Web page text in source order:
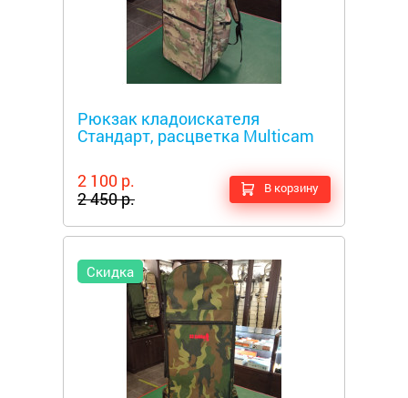
Рюкзак кладоискателя
Стандарт, расцветка Multicam
2 100 р.
2 450 р.
В корзину
Скидка